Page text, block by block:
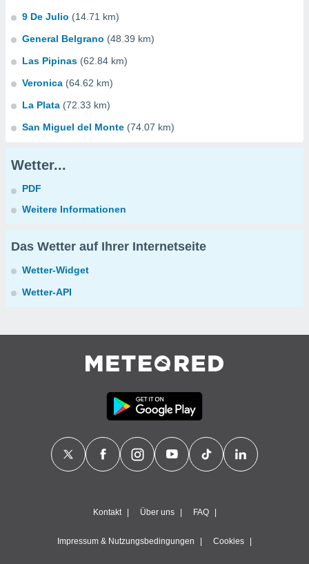
9 De Julio (14.71 km)
General Belgrano (48.39 km)
Las Pipinas (62.84 km)
Veronica (64.62 km)
La Plata (72.33 km)
San Miguel del Monte (74.07 km)
Wetter...
PDF
Weitere Informationen
Das Wetter auf Ihrer Internetseite
Wetter-Widget
Wetter-API
Kontakt Über uns FAQ
Impressum & Nutzungsbedingungen Cookies